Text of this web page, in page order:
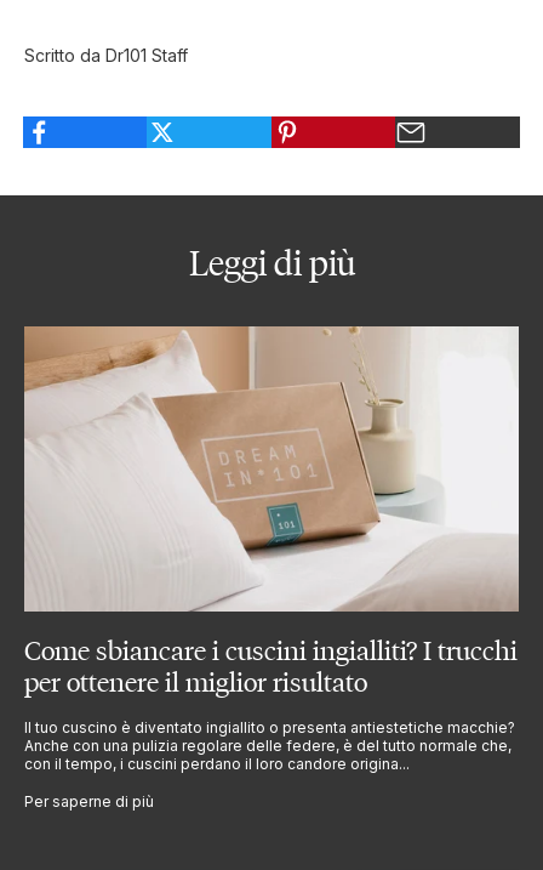
Scritto da Dr101 Staff
Leggi di più
Come sbiancare i cuscini ingialliti? I trucchi
per ottenere il miglior risultato
Il tuo cuscino è diventato ingiallito o presenta antiestetiche macchie?
Anche con una pulizia regolare delle federe, è del tutto normale che,
con il tempo, i cuscini perdano il loro candore origina...
Per saperne di più